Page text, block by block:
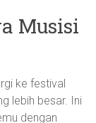
Musisi
ke festival
lebih besar. Ini
dengan